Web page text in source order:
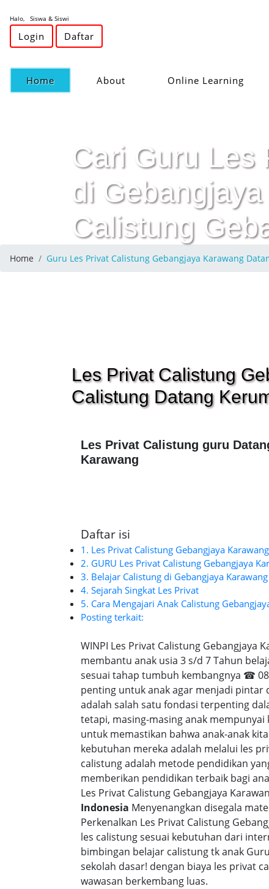
Halo, Siswa & Siswi
Login Daftar
Home(current) About Online Learning
Cari Guru Les
di
Calistung
Home Guru Les Privat Calistung Gebangjaya Karawang
Les Privat Calistung
Calistung Datang
Les Privat Calistung guru
Karawang
Daftar isi
1. Les Privat Calistung Gebangjaya Karawang
2. GURU Les Privat Calistung Gebangjaya
3. Belajar Calistung di Gebangjaya Karawang
4. Sejarah Singkat Les Privat
5. Cara Mengajari Anak Calistung
Posting terkait:
WINPI Les Privat Calistung Gebangjaya
membantu anak usia 3 s/d 7 Tahun
sesuai tahap tumbuh kembangnya ☎
penting untuk anak agar menjadi pintar
adalah salah satu fondasi terpenting
tetapi, masing-masing anak
untuk memastikan bahwa anak-anak
kebutuhan mereka adalah melalui les
calistung adalah metode pendidikan
memberikan pendidikan terbaik bagi
Les Privat Calistung Gebangjaya
Indonesia Menyenangkan disegala
Perkenalkan Les Privat Calistung
les calistung sesuai kebutuhan dari
bimbingan belajar calistung tk anak
sekolah dasar! dengan biaya les privat
wawasan berkembang luas.